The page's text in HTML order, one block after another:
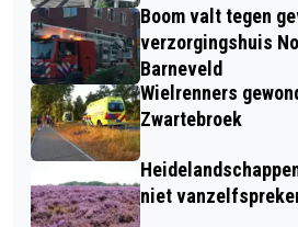
Boom valt tegen
verzorgingshuis
Barneveld
Wielrenners
Zwartebroek
niet